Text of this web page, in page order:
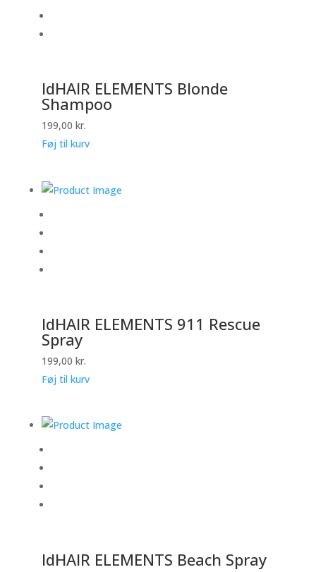
IdHAIR ELEMENTS Blonde
Shampoo
199,00 kr.
Føj til kurv
IdHAIR ELEMENTS 911 Rescue
Spray
199,00 kr.
Føj til kurv
IdHAIR ELEMENTS Beach Spray